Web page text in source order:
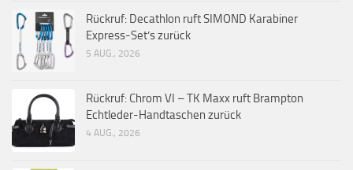
Rückruf: Decathlon ruft SIMOND Karabiner
Express-Set’s zurück
5 AUG., 2026
Rückruf: Chrom VI – TK Maxx ruft Brampton
Echtleder-Handtaschen zurück
4 AUG., 2026